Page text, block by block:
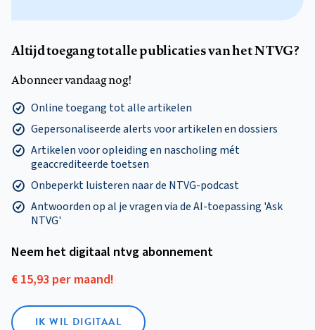
Altijd toegang tot alle publicaties van het NTVG?
Abonneer vandaag nog!
Online toegang tot alle artikelen
Gepersonaliseerde alerts voor artikelen en dossiers
Artikelen voor opleiding en nascholing mét
geaccrediteerde toetsen
Onbeperkt luisteren naar de NTVG-podcast
Antwoorden op al je vragen via de AI-toepassing 'Ask
NTVG'
Neem het digitaal ntvg abonnement
€ 15,93 per maand!
IK WIL DIGITAAL